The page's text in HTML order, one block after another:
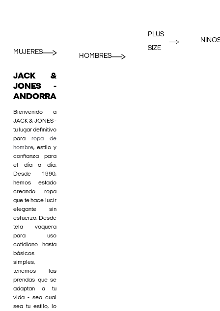
MUJERES
HOMBRES
PLUS
SIZE
JACK &
JONES -
ANDORRA
Bienvenido a
JACK & JONES -
tu lugar definitivo
para ropa de
hombre, estilo y
confianza para
el día a día.
Desde 1990,
hemos estado
creando ropa
que te hace lucir
elegante sin
esfuerzo. Desde
tela vaquera
para uso
cotidiano hasta
básicos
simples,
tenemos las
prendas que se
adaptan a tu
vida - sea cual
sea tu estilo, lo